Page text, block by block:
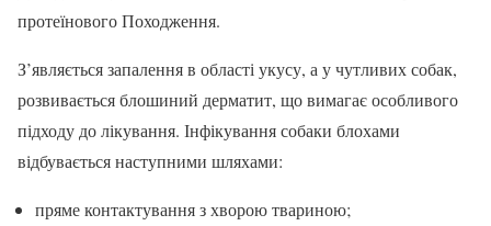
протеїнового Походження.
З’являється запалення в області укусу, а у чутливих собак,
розвивається блошиний дерматит, що вимагає особливого
підходу до лікування. Інфікування собаки блохами
відбувається наступними шляхами:
пряме контактування з хворою твариною;